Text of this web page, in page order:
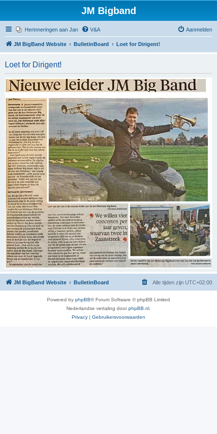
JM Bigband
Herinneringen aan Jan V&A Aanmelden
JM BigBand Website BulletinBoard Loet for Dirigent!
Loet for Dirigent!
JM BigBand Website BulletinBoard Alle tijden zijn UTC+02:00
Powered by phpBB® Forum Software © phpBB Limited
Nederlandse vertaling doorphpBB.nl
Privacy | Gebruikersvoorwaarden